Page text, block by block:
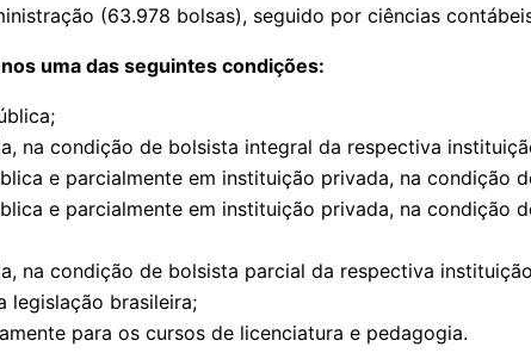
(63.978 bolsas), seguido por ciências
uma das seguintes condições:
condição de bolsista integral da respectiva
e parcialmente em instituição privada, na condição
e parcialmente em instituição privada, na condição
condição de bolsista parcial da respectiva
brasileira;
para os cursos de licenciatura e pedagogia.